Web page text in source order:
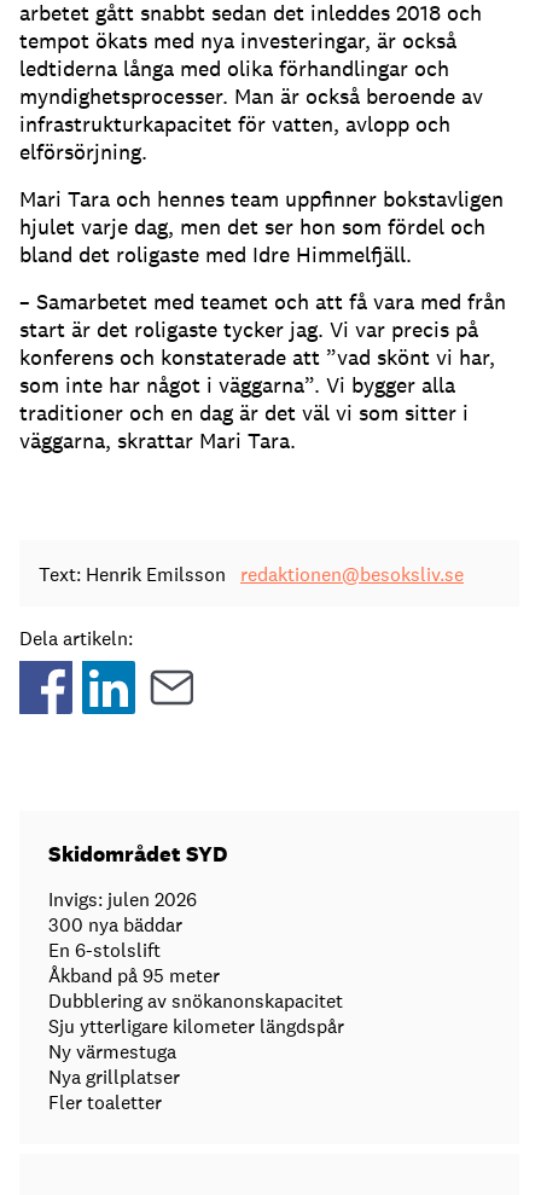
arbetet gått snabbt sedan det inleddes 2018 och
tempot ökats med nya investeringar, är också
ledtiderna långa med olika förhandlingar och
myndighetsprocesser. Man är också beroende av
infrastrukturkapacitet för vatten, avlopp och
elförsörjning.
Mari Tara och hennes team uppfinner bokstavligen
hjulet varje dag, men det ser hon som fördel och
bland det roligaste med Idre Himmelfjäll.
– Samarbetet med teamet och att få vara med från
start är det roligaste tycker jag. Vi var precis på
konferens och konstaterade att ”vad skönt vi har,
som inte har något i väggarna”. Vi bygger alla
traditioner och en dag är det väl vi som sitter i
väggarna, skrattar Mari Tara.
Text: Henrik Emilsson redaktionen@besoksliv.se
Dela artikeln:
Skidområdet SYD
Invigs: julen 2026
300 nya bäddar
En 6-stolslift
Åkband på 95 meter
Dubblering av snökanonskapacitet
Sju ytterligare kilometer längdspår
Ny värmestuga
Nya grillplatser
Fler toaletter